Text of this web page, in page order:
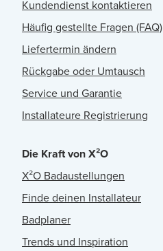
Kundendienst kontaktieren
Häufig gestellte Fragen (FAQ)
Liefertermin ändern
Rückgabe oder Umtausch
Service und Garantie
Installateure Registrierung
Die Kraft von X²O
X²O Badaustellungen
Finde deinen Installateur
Badplaner
Trends und Inspiration